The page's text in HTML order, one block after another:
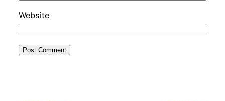
Website